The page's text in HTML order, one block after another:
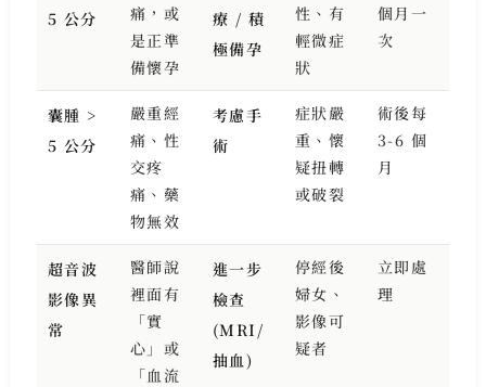
5 公分
痛，或
是正準
備懷孕
療 / 積
極備孕
性、有
輕微症
狀
個月一
次
囊腫 >
5 公分
嚴重經
痛、性
交疼
痛、藥
物無效
考慮手
術
症狀嚴
重、懷
疑扭轉
或破裂
術後每
3-6 個
月
超音波
影像異
常
醫師說
裡面有
「實
心」或
「血流
進一步
檢查
(MRI/
抽血)
停經後
婦女、
影像可
疑者
立即處
理